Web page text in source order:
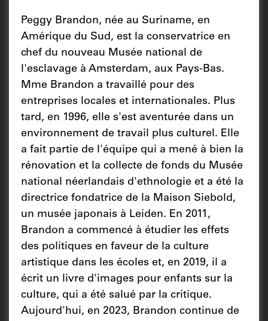
Peggy Brandon, née au Suriname, en
Amérique du Sud, est la conservatrice en
chef du nouveau Musée national de
l'esclavage à Amsterdam, aux Pays-Bas.
Mme Brandon a travaillé pour des
entreprises locales et internationales. Plus
tard, en 1996, elle s'est aventurée dans un
environnement de travail plus culturel. Elle
a fait partie de l'équipe qui a mené à bien la
rénovation et la collecte de fonds du Musée
national néerlandais d'ethnologie et a été la
directrice fondatrice de la Maison Siebold,
un musée japonais à Leiden. En 2011,
Brandon a commencé à étudier les effets
des politiques en faveur de la culture
artistique dans les écoles et, en 2019, il a
écrit un livre d'images pour enfants sur la
culture, qui a été salué par la critique.
Aujourd'hui, en 2023, Brandon continue de